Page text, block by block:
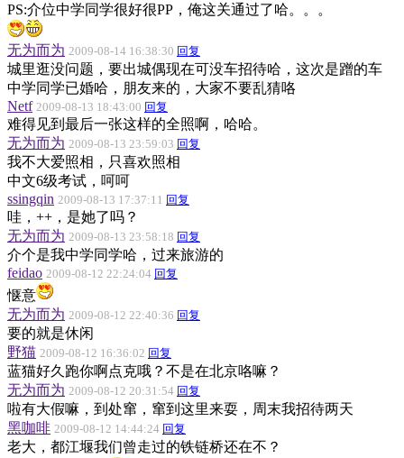
PS:介位中学同学很好很PP，俺这关通过了哈。。。
无为而为 2009-08-14 16:38:30 回复
城里逛没问题，要出城偶现在可没车招待哈，这次是蹭的车
中学同学已婚哈，朋友来的，大家不要乱猜咯
Netf 2009-08-13 18:43:00 回复
难得见到最后一张这样的全照啊，哈哈。
无为而为 2009-08-13 23:59:03 回复
我不大爱照相，只喜欢照相
中文6级考试，呵呵
ssingqin 2009-08-13 17:37:11 回复
哇，++，是她了吗？
无为而为 2009-08-13 23:58:18 回复
介个是我中学同学哈，过来旅游的
feidao 2009-08-12 22:24:04 回复
惬意
无为而为 2009-08-12 22:40:36 回复
要的就是休闲
野猫 2009-08-12 16:36:02 回复
蓝猫好久跑你啊点克哦？不是在北京咯嘛？
无为而为 2009-08-12 20:31:54 回复
啦有大假嘛，到处窜，窜到这里来耍，周末我招待两天
黑咖啡 2009-08-12 14:44:24 回复
老大，都江堰我们曾走过的铁链桥还在不？